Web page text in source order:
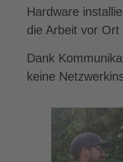
Hardware
die Arbeit vor Ort
Dank
keine